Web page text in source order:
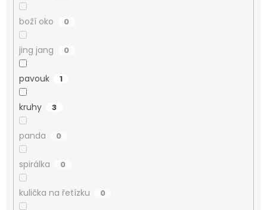
boží oko 0
jing jang 0
pavouk 1
kruhy 3
panda 0
spirálka 0
kulička na řetízku 0